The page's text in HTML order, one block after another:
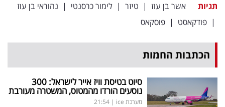
תגיות אשר בן עוז | טיזר | לימור כרסנטי | נהוראי בן עוז
| פודקאסט | פוסקאס
הכתבות החמות
סיוט בטיסת וויז אייר לישראל: 300
נוסעים הורדו מהמטוס, המשטרה מעורבת
מערכת ice |
21:54